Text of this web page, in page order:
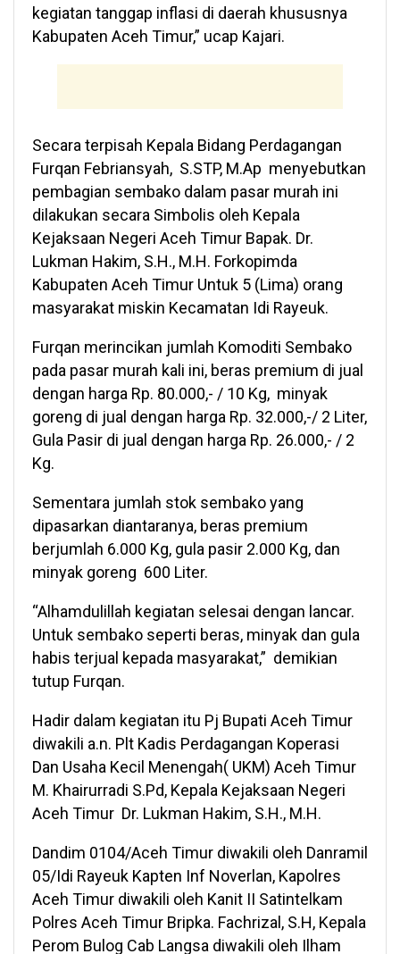
kegiatan tanggap inflasi di daerah khususnya
Kabupaten Aceh Timur,” ucap Kajari.
Secara terpisah Kepala Bidang Perdagangan
Furqan Febriansyah, S.STP, M.Ap menyebutkan
pembagian sembako dalam pasar murah ini
dilakukan secara Simbolis oleh Kepala
Kejaksaan Negeri Aceh Timur Bapak. Dr.
Lukman Hakim, S.H., M.H. Forkopimda
Kabupaten Aceh Timur Untuk 5 (Lima) orang
masyarakat miskin Kecamatan Idi Rayeuk.
Furqan merincikan jumlah Komoditi Sembako
pada pasar murah kali ini, beras premium di jual
dengan harga Rp. 80.000,- / 10 Kg, minyak
goreng di jual dengan harga Rp. 32.000,-/ 2 Liter,
Gula Pasir di jual dengan harga Rp. 26.000,- / 2
Kg.
Sementara jumlah stok sembako yang
dipasarkan diantaranya, beras premium
berjumlah 6.000 Kg, gula pasir 2.000 Kg, dan
minyak goreng 600 Liter.
“Alhamdulillah kegiatan selesai dengan lancar.
Untuk sembako seperti beras, minyak dan gula
habis terjual kepada masyarakat,” demikian
tutup Furqan.
Hadir dalam kegiatan itu Pj Bupati Aceh Timur
diwakili a.n. Plt Kadis Perdagangan Koperasi
Dan Usaha Kecil Menengah( UKM) Aceh Timur
M. Khairurradi S.Pd, Kepala Kejaksaan Negeri
Aceh Timur Dr. Lukman Hakim, S.H., M.H.
Dandim 0104/Aceh Timur diwakili oleh Danramil
05/Idi Rayeuk Kapten Inf Noverlan, Kapolres
Aceh Timur diwakili oleh Kanit II Satintelkam
Polres Aceh Timur Bripka. Fachrizal, S.H, Kepala
Perom Bulog Cab Langsa diwakili oleh Ilham